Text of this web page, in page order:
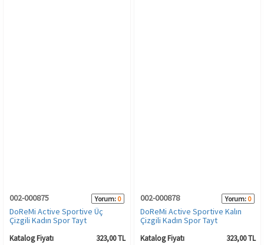
002-000875 Yorum: 0
DoReMi Active Sportive Üç
Çizgili Kadın Spor Tayt
Katalog Fiyatı 323,00 TL
002-000878 Yorum: 0
DoReMi Active Sportive Kalın
Çizgili Kadın Spor Tayt
Katalog Fiyatı 323,00 TL